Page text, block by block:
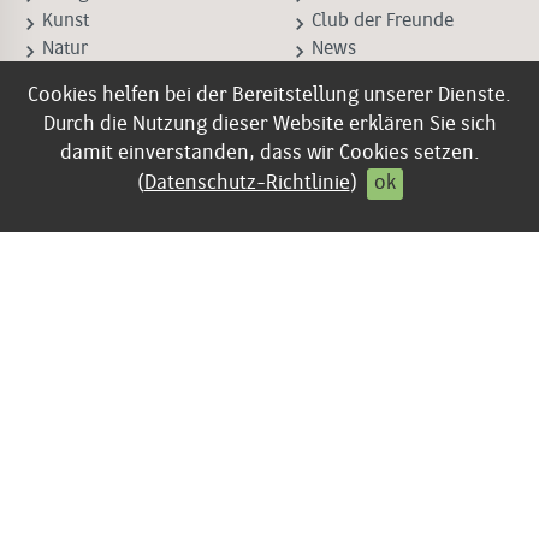
Cookies helfen bei der Bereitstellung unserer Dienste.
Durch die Nutzung dieser Website erklären Sie sich
damit einverstanden, dass wir Cookies setzen.
( Datenschutz-Richtlinie) ok
keyboard_arrow_right Kunst
keyboard_arrow_right Natur
keyboard_arrow_rightCorporate Books
keyboard_arrow_right Club der Freunde
keyboard_arrow_right News
keyboard_arrow_rightPresse-Downloads
Verlagsprogramm 2025